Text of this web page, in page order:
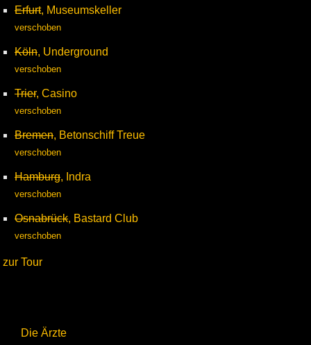
Die Ärzte
Erfurt, Museumskeller
verschoben
Köln, Underground
verschoben
Trier, Casino
verschoben
Bremen, Betonschiff Treue
verschoben
Hamburg, Indra
verschoben
Osnabrück, Bastard Club
verschoben
zur Tour